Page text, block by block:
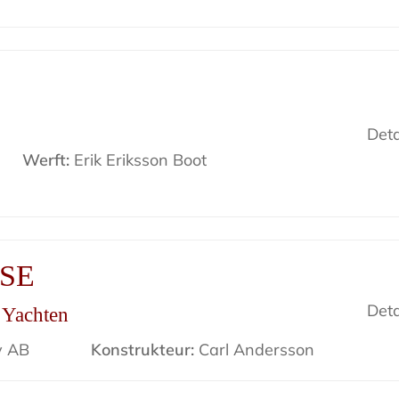
Werft:Erik Eriksson Boot
AB Konstrukteur:Carl Andersson